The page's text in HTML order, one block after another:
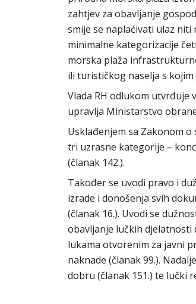
zahtjev za obavljanje
smije se naplaćivati ulaz
minimalne kategorizacije
morska plaža
ili turističkog naselja s
Vlada RH odlukom
upravlja Ministarstvo
Usklađenjem sa Zakonom
tri uzrasne kategorije –
(članak 142.).
Također se uvodi pravo i
izrade i donošenja svih
(članak 16.). Uvodi se
obavljanje lučkih djelatnosti
lukama otvorenim za javni
naknade (članak 99.).
dobru (članak 151.) te lučki